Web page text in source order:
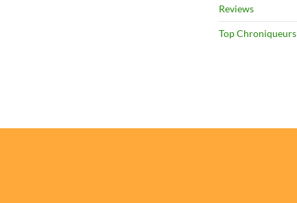
Reviews
Top Chroniqueurs